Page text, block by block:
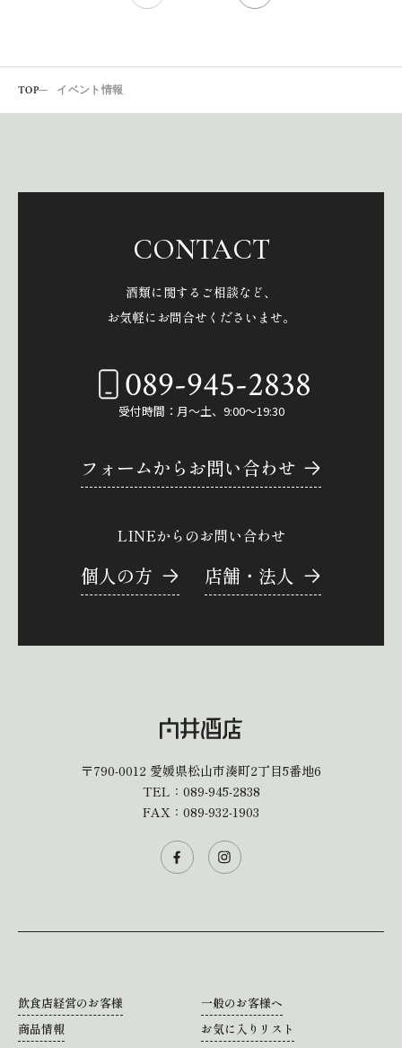
TOP イベント情報
CONTACT
酒類に関するご相談など、
お気軽にお問合せくださいませ。
089-945-2838
受付時間：月～土、9:00～19:30
フォームからお問い合わせ
LINEからのお問い合わせ
個人の方 店舗・法人
〒790-0012 愛媛県松山市湊町2丁目5番地6
TEL： 089-945-2838
FAX：089-932-1903
飲食店経営のお客様
一般のお客様へ
商品情報
お気に入りリスト